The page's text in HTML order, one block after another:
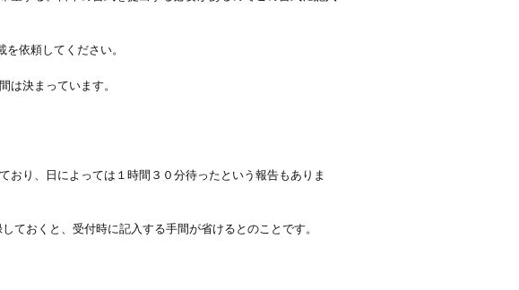
依頼してください。
は決まっています。
おり、日によっては１時間３０分待ったという報告もありま
ておくと、受付時に記入する手間が省けるとのことです。